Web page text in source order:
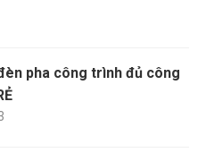
pha công trình đủ công